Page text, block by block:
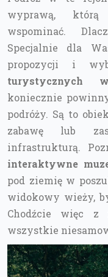
wyprawą, którą
wspominać.
Specjalnie dla
propozycji i
turystycznych
koniecznie
podróży. Są to
zabawę lub
infrastrukturą.
interaktywne
pod ziemię w
widokowy wieży,
Chodźcie więc z
wszystkie